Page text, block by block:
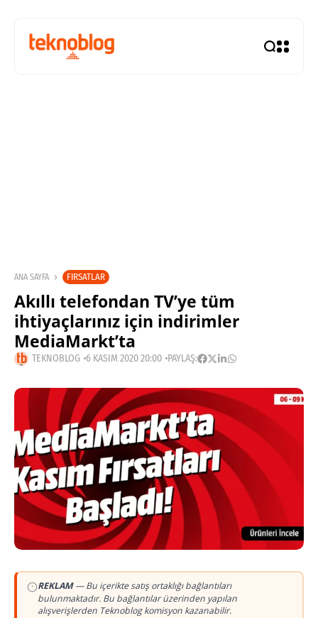
ANA SAYFA FIRSATLAR
Akıllı telefondan TV’ye tüm
ihtiyaçlarınız için indirimler
MediaMarkt’ta
TEKNOBLOG 6 KASIM 2020 20:00 PAYLAŞ:
REKLAM— Bu içerikte satış ortaklığı bağlantıları
bulunmaktadır. Bu bağlantılar üzerinden yapılan
alışverişlerden Teknoblog komisyon kazanabilir.